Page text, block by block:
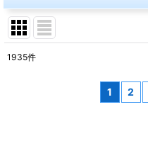
1935件
1 2